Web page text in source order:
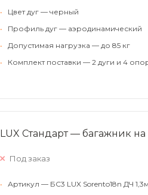
•
Цвет дуг — черный
•
Профиль дуг — аэродинамический
•
Допустимая нагрузка — до 85 кг
•
Комплект поставки — 2 дуги и 4
LUX Стандарт — багажник
Под заказ
•
Артикул — БС3 LUX Sorento18n ДЧ 1,3м